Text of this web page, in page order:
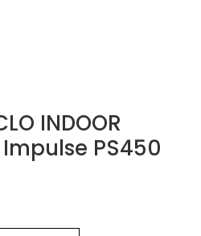
INDOOR
Impulse PS450